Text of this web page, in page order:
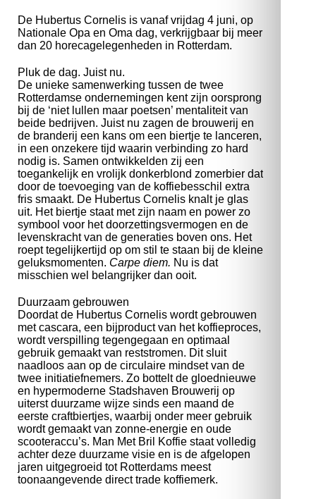
De Hubertus Cornelis is vanaf vrijdag 4 juni, op
Nationale Opa en Oma dag, verkrijgbaar bij meer
dan 20 horecagelegenheden in Rotterdam.
Pluk de dag. Juist nu.
De unieke samenwerking tussen de twee
Rotterdamse ondernemingen kent zijn oorsprong
bij de ‘niet lullen maar poetsen’ mentaliteit van
beide bedrijven. Juist nu zagen de brouwerij en
de branderij een kans om een biertje te lanceren,
in een onzekere tijd waarin verbinding zo hard
nodig is. Samen ontwikkelden zij een
toegankelijk en vrolijk donkerblond zomerbier dat
door de toevoeging van de koffiebesschil extra
fris smaakt. De Hubertus Cornelis knalt je glas
uit. Het biertje staat met zijn naam en power zo
symbool voor het doorzettingsvermogen en de
levenskracht van de generaties boven ons. Het
roept tegelijkertijd op om stil te staan bij de kleine
geluksmomenten. Carpe diem. Nu is dat
misschien wel belangrijker dan ooit.
Duurzaam gebrouwen
Doordat de Hubertus Cornelis wordt gebrouwen
met cascara, een bijproduct van het koffieproces,
wordt verspilling tegengegaan en optimaal
gebruik gemaakt van reststromen. Dit sluit
naadloos aan op de circulaire mindset van de
twee initiatiefnemers. Zo bottelt de gloednieuwe
en hypermoderne Stadshaven Brouwerij op
uiterst duurzame wijze sinds een maand de
eerste craftbiertjes, waarbij onder meer gebruik
wordt gemaakt van zonne-energie en oude
scooteraccu’s. Man Met Bril Koffie staat volledig
achter deze duurzame visie en is de afgelopen
jaren uitgegroeid tot Rotterdams meest
toonaangevende direct trade koffiemerk.